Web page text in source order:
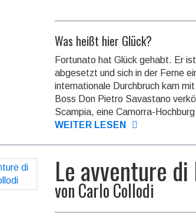
Was heißt hier Glück?
Fortunato hat Glück gehabt. Er
abgesetzt und sich in der Ferne
inter­natio­nale Durchbruch kam
Boss Don Pietro Savastano
Scampia, eine Camorra-
WEITER LESEN
Le avventure
vonCarlo Collodi